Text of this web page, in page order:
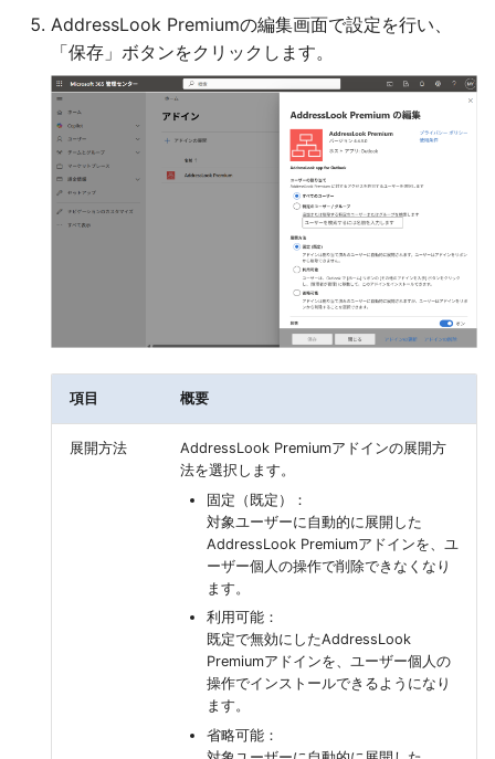
AddressLook Premiumの編集画面で設定を行い、
「保存」ボタンをクリックします。
項目 概要
展開方法
AddressLook Premiumアドインの展開方
法を選択します。
固定（既定）：
対象ユーザーに自動的に展開した
AddressLook Premiumアドインを、ユ
ーザー個人の操作で削除できなくなり
ます。
利用可能：
既定で無効にしたAddressLook
Premiumアドインを、ユーザー個人の
操作でインストールできるようになり
ます。
省略可能：